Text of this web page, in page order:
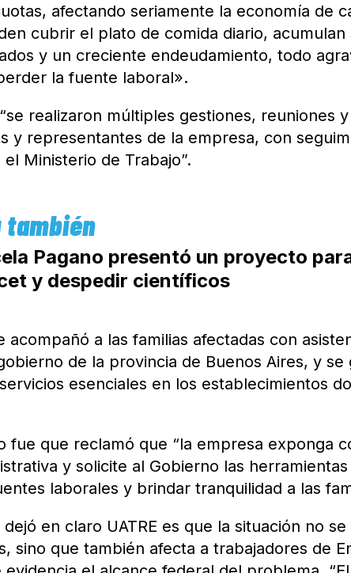
afectando seriamente la economía de
cubrir el plato de comida diario, acumulan
y un creciente endeudamiento, todo
la fuente laboral».
realizaron múltiples gestiones, reuniones
y representantes de la empresa, con
Ministerio de Trabajo”.
Pagano presentó un proyecto
y despedir científicos
acompañó a las familias afectadas con
de la provincia de Buenos Aires, y se
esenciales en los establecimientos
fue que reclamó que “la empresa exponga
y solicite al Gobierno las
laborales y brindar tranquilidad a las
en claro UATRE es que la situación no
sino que también afecta a trabajadores de